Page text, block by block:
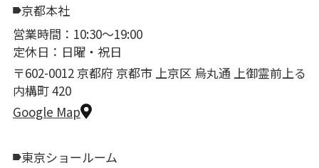
京都本社
営業時間：10:30〜19:00
定休日：日曜・祝日
〒602-0012 京都府 京都市 上京区 烏丸通 上御霊前上る
内構町 420
Google Map
東京ショールーム